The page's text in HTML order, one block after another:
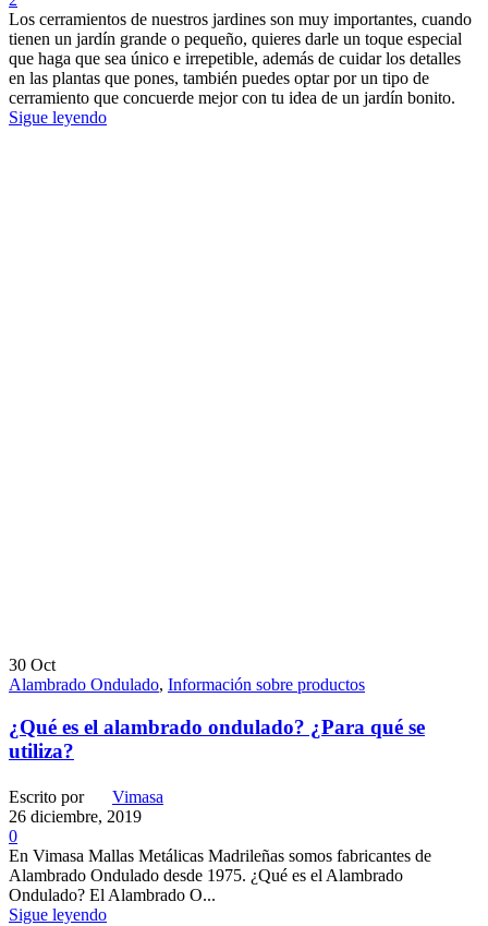
Los cerramientos de nuestros jardines son muy importantes, cuando
tienen un jardín grande o pequeño, quieres darle un toque especial
que haga que sea único e irrepetible, además de cuidar los detalles
en las plantas que pones, también puedes optar por un tipo de
cerramiento que concuerde mejor con tu idea de un jardín bonito.
Sigue leyendo
30 Oct
Alambrado Ondulado, Información sobre productos
¿Qué es el alambrado ondulado? ¿Para qué se
utiliza?
Escrito por
Vimasa
26 diciembre, 2019
0
En Vimasa Mallas Metálicas Madrileñas somos fabricantes de
Alambrado Ondulado desde 1975. ¿Qué es el Alambrado
Ondulado? El Alambrado O...
Sigue leyendo